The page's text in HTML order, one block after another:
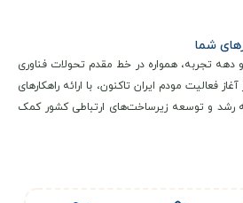
شما
دهه تجربه، همواره در خط مقدم تحولات فناوری
فعالیت مودم ایران تاکنون، با ارائه راهکارهای
رشد و توسعه زیرساخت‌های ارتباطی کشور کمک